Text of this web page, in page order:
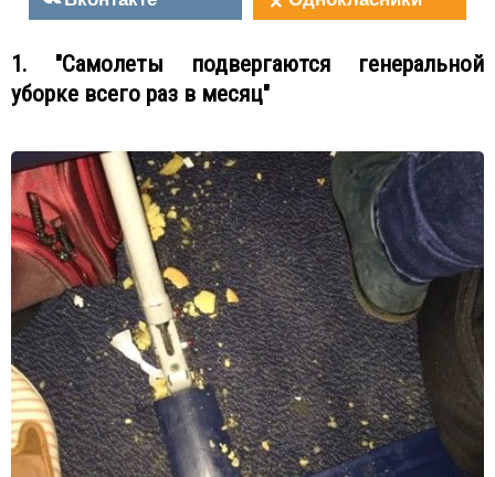
1. "Самолеты подвергаются генеральной
уборке всего раз в месяц"